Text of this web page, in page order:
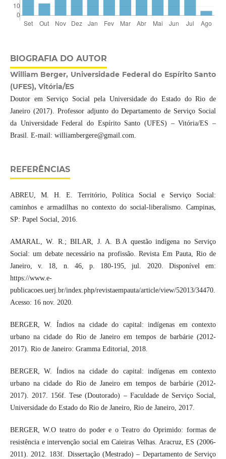
BIOGRAFIA DO AUTOR
William Berger, Universidade Federal do Espírito Santo
(UFES), Vitória/ES
Doutor em Serviço Social pela Universidade do Estado do Rio de
Janeiro (2017). Professor adjunto do Departamento de Serviço Social
da Universidade Federal do Espírito Santo (UFES) – Vitória/ES –
Brasil. E-mail: williambergere@gmail.com.
REFERÊNCIAS
ABREU, M. H. E. Território, Política Social e Serviço Social:
caminhos e armadilhas no contexto do social-liberalismo. Campinas,
SP: Papel Social, 2016.
AMARAL, W. R.; BILAR, J. A. B.A questão indígena no Serviço
Social: um debate necessário na profissão. Revista Em Pauta, Rio de
Janeiro, v. 18, n. 46, p. 180-195, jul. 2020. Disponível em:
https://www.e-
publicacoes.uerj.br/index.php/revistaempauta/article/view/52013/34470.
Acesso: 16 nov. 2020.
BERGER, W. Índios na cidade do capital: indígenas em contexto
urbano na cidade do Rio de Janeiro em tempos de barbárie (2012-
2017). Rio de Janeiro: Gramma Editorial, 2018.
BERGER, W. Índios na cidade do capital: indígenas em contexto
urbano na cidade do Rio de Janeiro em tempos de barbárie (2012-
2017). 2017. 156f. Tese (Doutorado) – Faculdade de Serviço Social,
Universidade do Estado do Rio de Janeiro, Rio de Janeiro, 2017.
BERGER, W.O teatro do poder e o Teatro do Oprimido: formas de
resistência e intervenção social em Caieiras Velhas. Aracruz, ES (2006-
2011). 2012. 183f. Dissertação (Mestrado) – Departamento de Serviço